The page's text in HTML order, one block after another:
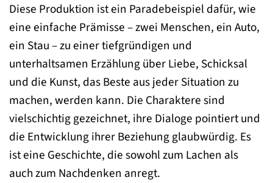
Diese Produktion ist ein Paradebeispiel dafür, wie
eine einfache Prämisse – zwei Menschen, ein Auto,
ein Stau – zu einer tiefgründigen und
unterhaltsamen Erzählung über Liebe, Schicksal
und die Kunst, das Beste aus jeder Situation zu
machen, werden kann. Die Charaktere sind
vielschichtig gezeichnet, ihre Dialoge pointiert und
die Entwicklung ihrer Beziehung glaubwürdig. Es
ist eine Geschichte, die sowohl zum Lachen als
auch zum Nachdenken anregt.